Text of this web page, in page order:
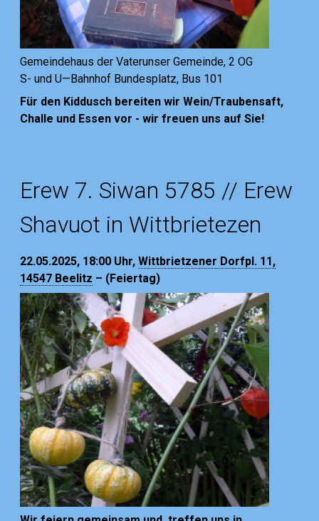
Gemeindehaus der Vaterunser Gemeinde, 2 OG
S- und U—Bahnhof Bundesplatz, Bus 101
Für den Kiddusch bereiten wir Wein/Traubensaft,
Challe und Essen vor - wir freuen uns auf Sie!
Erew 7. Siwan 5785 // Erew
Shavuot in Wittbrietezen
22.05.2025, 18:00 Uhr,Wittbrietzener Dorfpl. 11,
14547 Beelitz – (Feiertag)